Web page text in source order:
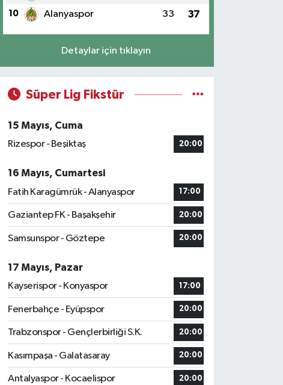
10 Alanyaspor 33 37
Detaylar için tıklayın
Süper Lig Fikstür
15 Mayıs, Cuma
Rizespor - Beşiktaş
20:00
16 Mayıs, Cumartesi
Fatih Karagümrük - Alanyaspor
17:00
Gaziantep FK - Başakşehir 20:00
Samsunspor - Göztepe 20:00
17 Mayıs, Pazar
Kayserispor - Konyaspor
17:00
Fenerbahçe - Eyüpspor 20:00
Trabzonspor - Gençlerbirliği S.K. 20:00
Kasımpaşa - Galatasaray 20:00
Antalyaspor - Kocaelispor 20:00